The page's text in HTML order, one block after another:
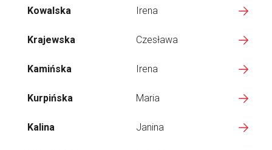
Kowalska Irena
Krajewska Czesława
Kamińska Irena
Kurpińska Maria
Kalina Janina